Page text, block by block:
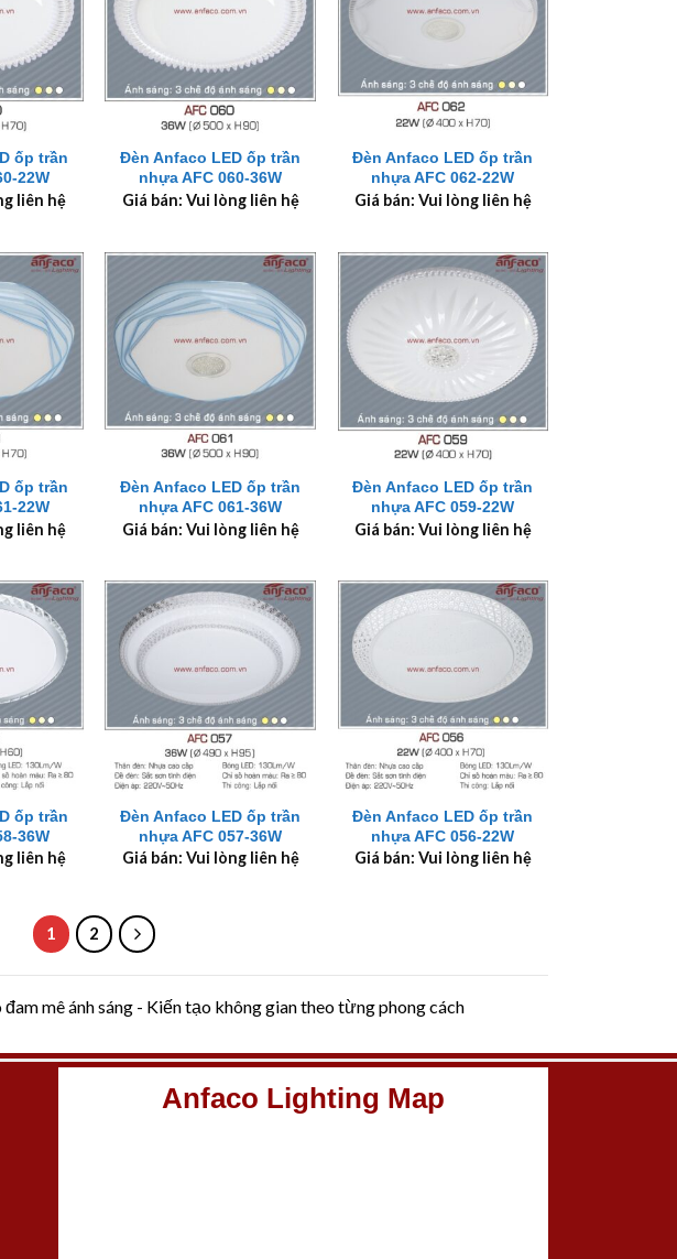
ốp trần
22W
liên hệ
Đèn Anfaco LED ốp trần
nhựa AFC 060-36W
Giá bán: Vui lòng liên hệ
Đèn Anfaco LED ốp trần
nhựa AFC 062-22W
Giá bán: Vui lòng liên hệ
ốp trần
22W
liên hệ
Đèn Anfaco LED ốp trần
nhựa AFC 061-36W
Giá bán: Vui lòng liên hệ
Đèn Anfaco LED ốp trần
nhựa AFC 059-22W
Giá bán: Vui lòng liên hệ
ốp trần
36W
liên hệ
+
Đèn Anfaco LED ốp trần
nhựa AFC 057-36W
Giá bán: Vui lòng liên hệ
+
Đèn Anfaco LED ốp trần
nhựa AFC 056-22W
Giá bán: Vui lòng liên hệ
1 2
mê ánh sáng - Kiến tạo không gian theo từng phong cách
Anfaco Lighting Map